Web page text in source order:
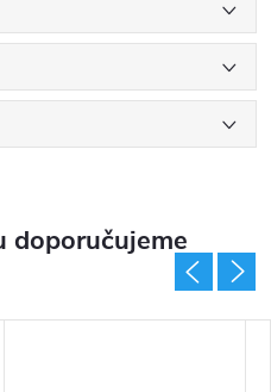
doporučujeme